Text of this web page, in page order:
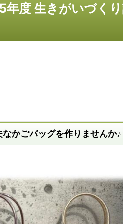
年度 生きがいづく
かごバッグを作りませんか♪